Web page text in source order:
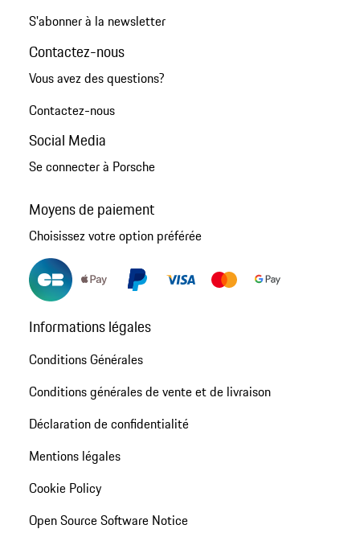
S'abonner à la newsletter
Contactez-nous
Vous avez des questions?
Contactez-nous
Social Media
Se connecter à Porsche
Moyens de paiement
Choisissez votre option préférée
Informations légales
Conditions Générales
Conditions générales de vente et de livraison
Déclaration de confidentialité
Mentions légales
Cookie Policy
Open Source Software Notice